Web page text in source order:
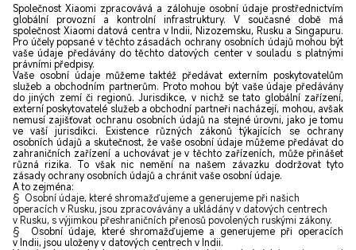
Společnost Xiaomi zpracovává a zálohuje osobní údaje prostřednictvím
globální provozní a kontrolní infrastruktury. V současné době má
společnost Xiaomi datová centra v Indii, Nizozemsku, Rusku a Singapuru.
Pro účely popsané v těchto zásadách ochrany osobních údajů mohou být
vaše údaje předávány do těchto datových center v souladu s platnými
právními předpisy.
Vaše osobní údaje můžeme taktéž předávat externím poskytovatelům
služeb a obchodním partnerům. Proto mohou být vaše údaje předávány
do jiných zemí či regionů. Jurisdikce, v nichž se tato globální zařízení,
externí poskytovatelé služeb a obchodní partneři nacházejí, mohou, avšak
nemusí zajišťovat ochranu osobních údajů na stejné úrovni, jako je tomu
ve vaší jurisdikci. Existence různých zákonů týkajících se ochrany
osobních údajů a skutečnost, že vaše osobní údaje můžeme předávat do
zahraničních zařízení a uchovávat je v těchto zařízeních, může přinášet
různá rizika. To však nic nemění na našem závazku dodržovat tyto
zásady ochrany osobních údajů a chránit vaše osobní údaje.
A to zejména:
§ Osobní údaje, které shromažďujeme a generujeme při našich
operacích v Rusku, jsou zpracovávány a ukládány v datových centrech
v Rusku, s výjimkou přeshraničních přenosů povolených ruskými zákony.
§ Osobní údaje, které shromažďujeme a generujeme při operacích
v Indii, jsou uloženy v datových centrech v Indii.